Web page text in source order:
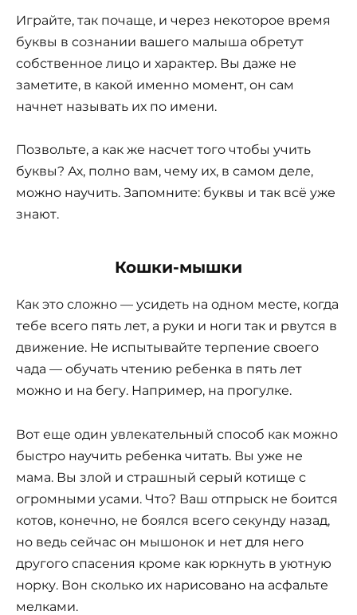
Играйте, так почаще, и через некоторое время
буквы в сознании вашего малыша обретут
собственное лицо и характер. Вы даже не
заметите, в какой именно момент, он сам
начнет называть их по имени.
Позвольте, а как же насчет того чтобы учить
буквы? Ах, полно вам, чему их, в самом деле,
можно научить. Запомните: буквы и так всё уже
знают.
Кошки-мышки
Как это сложно — усидеть на одном месте, когда
тебе всего пять лет, а руки и ноги так и рвутся в
движение. Не испытывайте терпение своего
чада — обучать чтению ребенка в пять лет
можно и на бегу. Например, на прогулке.
Вот еще один увлекательный способ как можно
быстро научить ребенка читать. Вы уже не
мама. Вы злой и страшный серый котище с
огромными усами. Что? Ваш отпрыск не боится
котов, конечно, не боялся всего секунду назад,
но ведь сейчас он мышонок и нет для него
другого спасения кроме как юркнуть в уютную
норку. Вон сколько их нарисовано на асфальте
мелками.